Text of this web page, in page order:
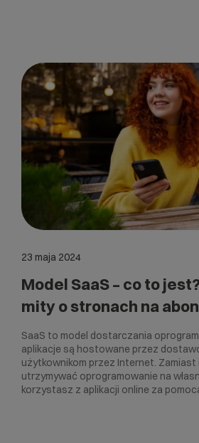
23 maja 2024
Model SaaS – co to
mity o stronach na
SaaS to model dostarczania
aplikacje są hostowane przez
użytkownikom przez Internet.
utrzymywać oprogramowanie na
korzystasz z aplikacji online za